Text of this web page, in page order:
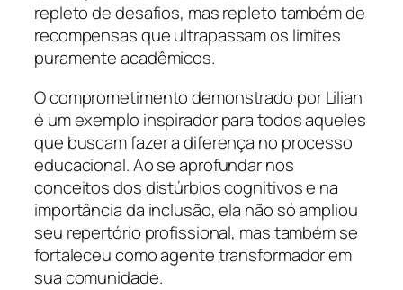
repleto de desafios, mas repleto também de
recompensas que ultrapassam os limites
puramente acadêmicos.
O comprometimento demonstrado por Lilian
é um exemplo inspirador para todos aqueles
que buscam fazer a diferença no processo
educacional. Ao se aprofundar nos
conceitos dos distúrbios cognitivos e na
importância da inclusão, ela não só ampliou
seu repertório profissional, mas também se
fortaleceu como agente transformador em
sua comunidade.